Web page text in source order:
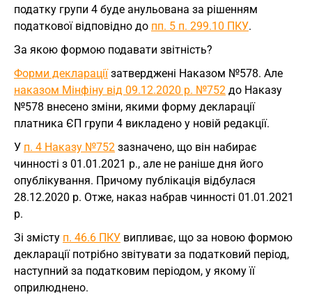
податку групи 4 буде анульована за рішенням
податкової відповідно до пп. 5 п. 299.10 ПКУ.
За якою формою подавати звітність?
Форми деклараціїзатверджені Наказом №578. Але
наказом Мінфіну від 09.12.2020 р. №752 до Наказу
№578 внесено зміни, якими форму декларації
платника ЄП групи 4 викладено у новій редакції.
У п. 4 Наказу №752 зазначено, що він набирає
чинності з 01.01.2021 р., але не раніше дня його
опублікування. Причому публікація відбулася
28.12.2020 р. Отже, наказ набрав чинності 01.01.2021
р.
Зі змісту п. 46.6 ПКУ випливає, що за новою формою
декларації потрібно звітувати за податковий період,
наступний за податковим періодом, у якому її
оприлюднено.